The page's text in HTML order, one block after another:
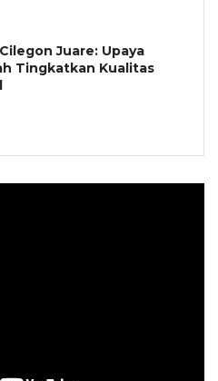
Juare: Upaya
Tingkatkan Kualitas